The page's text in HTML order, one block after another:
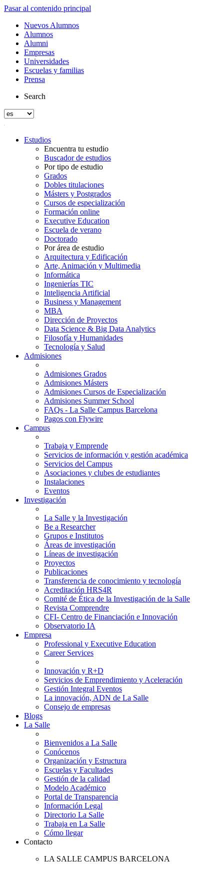
Pasar al contenido principal
Nuevos Alumnos
Alumnos
Alumni
Empresas
Universidades
Escuelas y familias
Prensa
Search
Estudios
Encuentra tu estudio
Buscador de estudios
Por tipo de estudio
Grados
Dobles titulaciones
Másters y Postgrados
Cursos de especialización
Formación online
Executive Education
Escuela de verano
Doctorado
Por área de estudio
Arquitectura y Edificación
Arte, Animación y Multimedia
Informática
Ingenierías TIC
Inteligencia Artificial
Business y Management
MBA
Dirección de Proyectos
Data Science & Big Data Analytics
Filosofía y Humanidades
Tecnología y Salud
Admisiones
Admisiones Grados
Admisiones Másters
Admisiones Cursos de Especialización
Admisiones Summer School
FAQs - La Salle Campus Barcelona
Pagos con Flywire
Campus
Trabaja y Emprende
Servicios de información y gestión académica
Servicios del Campus
Asociaciones y clubes de estudiantes
Instalaciones
Eventos
Investigación
La Salle y la Investigación
Be a Researcher
Grupos e Institutos
Áreas de investigación
Líneas de investigación
Proyectos
Publicaciones
Transferencia de conocimiento y tecnología
Acreditación HRS4R
Comité de Ética de la Investigación de la Salle
Revista Comprendre
CFI- Centro de Financiación e Innovación
Observatorio IA
Empresa
Professional y Executive Education
Career Services
Innovación y R+D
Servicios de Emprendimiento y Aceleración
Gestión Integral Eventos
La innovación, ADN de La Salle
Consejo de empresas
Blogs
La Salle
Bienvenidos a La Salle
Conócenos
Organización y Estructura
Escuelas y Facultades
Gestión de la calidad
Modelo Académico
Portal de Transparencia
Información Legal
Directorio La Salle
Trabaja en La Salle
Cómo llegar
Contacto
LA SALLE CAMPUS BARCELONA